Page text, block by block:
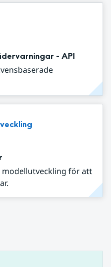
- API
modellutveckling för att